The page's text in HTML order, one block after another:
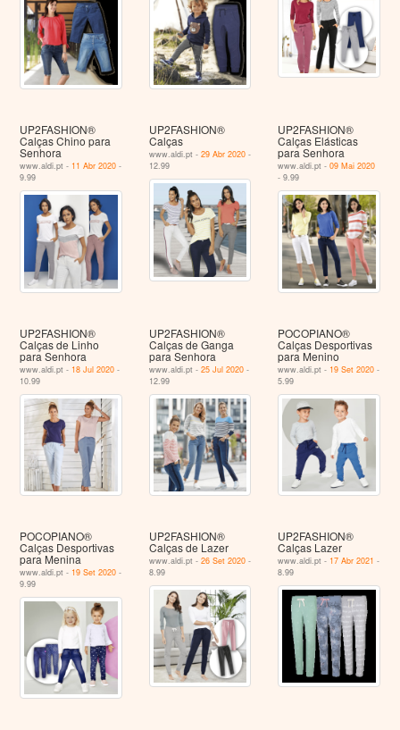
UP2FASHION®
Calças Chino para
Senhora
www.aldi.pt - 11 Abr 2020 -
9.99
UP2FASHION®
Calças
www.aldi.pt - 29 Abr 2020-
12.99
UP2FASHION®
Calças Elásticas
para Senhora
www.aldi.pt -09 Mai 2020
- 9.99
UP2FASHION®
Calças de Linho
para Senhora
www.aldi.pt - 18 Jul 2020 -
10.99
UP2FASHION®
Calças de Ganga
para Senhora
www.aldi.pt - 25 Jul 2020-
12.99
POCOPIANO®
Calças Desportivas
para Menino
www.aldi.pt - 19 Set 2020 -
5.99
POCOPIANO®
Calças Desportivas
para Menina
www.aldi.pt - 19 Set 2020 -
9.99
UP2FASHION®
Calças de Lazer
www.aldi.pt - 26 Set 2020-
8.99
UP2FASHION®
Calças Lazer
www.aldi.pt - 17 Abr 2021 -
8.99